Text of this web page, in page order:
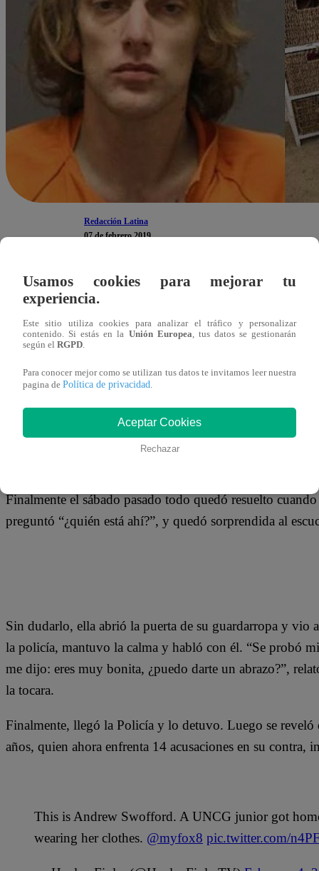
Redacción Latina
07 de febrero 2019
Una estudiante de la Universidad de Carolina del
increíble historia. Ella, identificada como Maddie,
varios días al interior de su armario. No solo eso, el
joven.
Hasta el momento nadie se explica cómo pudo ingresar
víctima, durante un tiempo empezó a notar que le
Finalmente el sábado pasado todo quedó resuelto
preguntó “¿quién está ahí?”, y quedó sorprendida al
Sin dudarlo, ella abrió la puerta de su guardarropa y vio
la policía, mantuvo la calma y habló con él. “Se probó
me dijo: eres muy bonita, ¿puedo darte un abrazo?”,
la tocara.
Finalmente, llegó la Policía y lo detuvo. Luego se
años, quien ahora enfrenta 14 acusaciones en su
This is Andrew Swofford. A UNCG junior got
wearing her clothes. @myfox8 pic.twitter.com/
Usamos cookies para mejorar tu
experiencia.
Este sitio utiliza cookies para analizar el tráfico y personalizar
contenido. Si estás en la Unión Europea , tus datos se gestionarán
según el RGPD
Para conocer mejor como se utilizan tus datos te invitamos leer nuestra
pagina de Política de privacidad
Aceptar Cookies
Rechazar